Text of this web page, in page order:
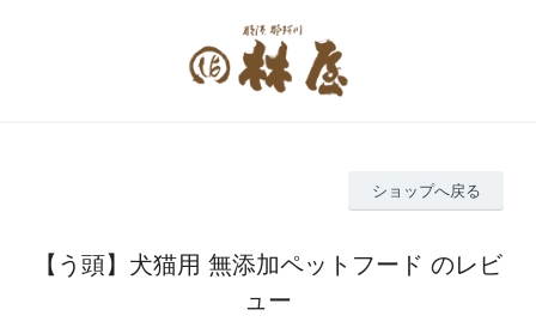
ショップへ戻る
【う頭】犬猫用 無添加ペットフード のレビ
ュー